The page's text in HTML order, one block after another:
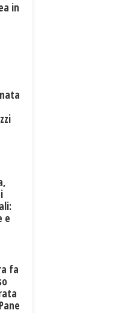
in
e
fa